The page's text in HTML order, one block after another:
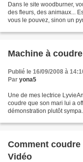
Dans le site woodburner,
des fleurs, des animaux...
vous le pouvez, sinon un
Machine à
Publié le 16/09/2008 à
Par yona5
Une de mes lectrice
coudre que son mari lui a
démonstration plutôt sympa.
Comment
Vidéo